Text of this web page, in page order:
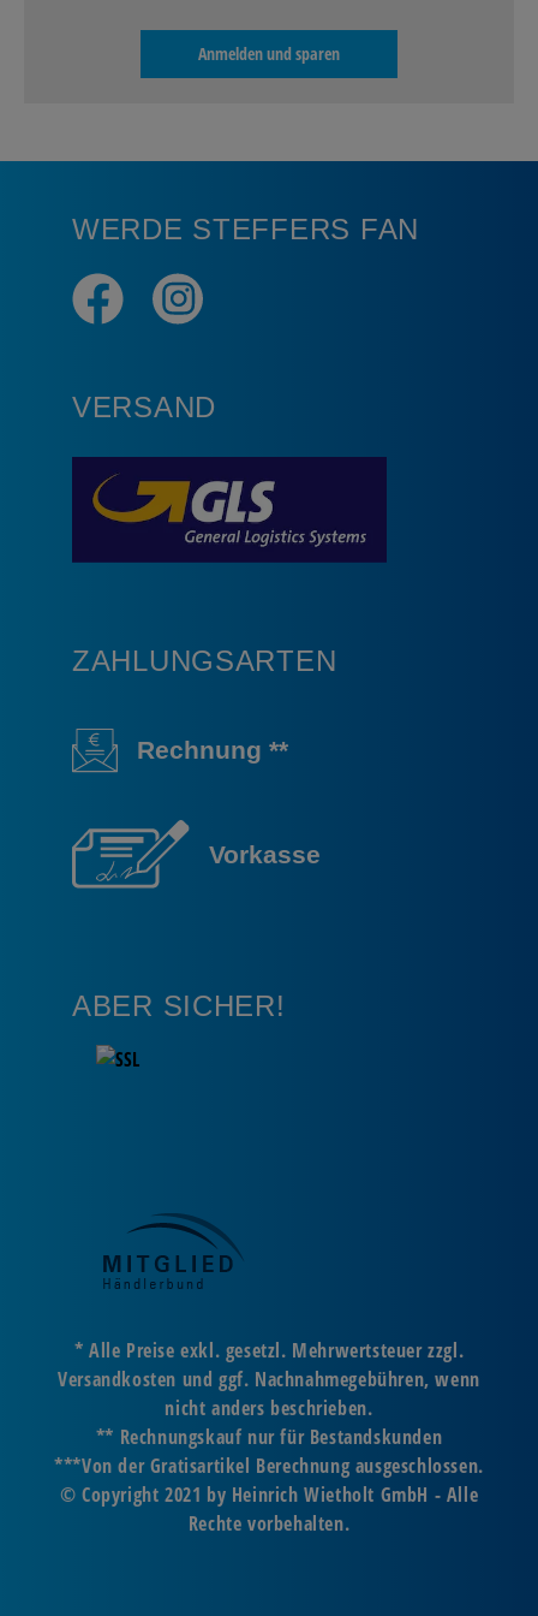
Anmelden und sparen
WERDE STEFFERS FAN
VERSAND
ZAHLUNGSARTEN
Rechnung **
Vorkasse
ABER SICHER!
* Alle Preise exkl. gesetzl. Mehrwertsteuer zzgl.
Versandkosten und ggf. Nachnahmegebühren, wenn
nicht anders beschrieben.
** Rechnungskauf nur für Bestandskunden
***Von der Gratisartikel Berechnung ausgeschlossen.
© Copyright 2021 by Heinrich Wietholt GmbH - Alle
Rechte vorbehalten.